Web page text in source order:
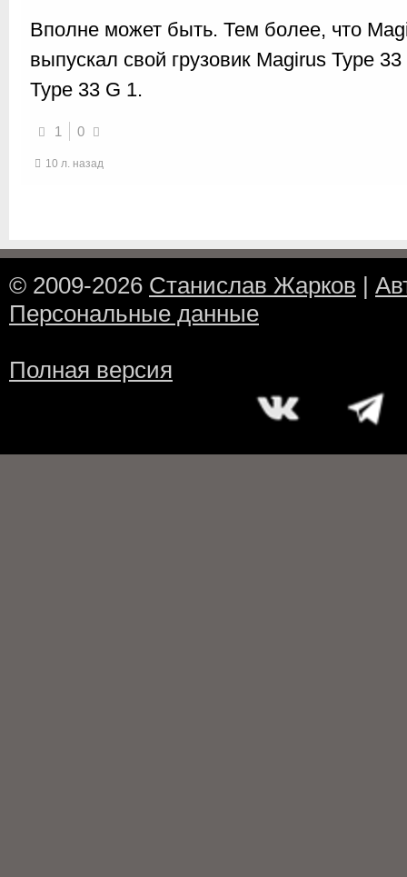
Вполне может быть. Тем более, что
выпускал свой грузовик Magirus Type
Type 33 G 1.
1 0
10 л. назад
© 2009-2026 Станислав Жарков |
Персональные данные
Полная версия